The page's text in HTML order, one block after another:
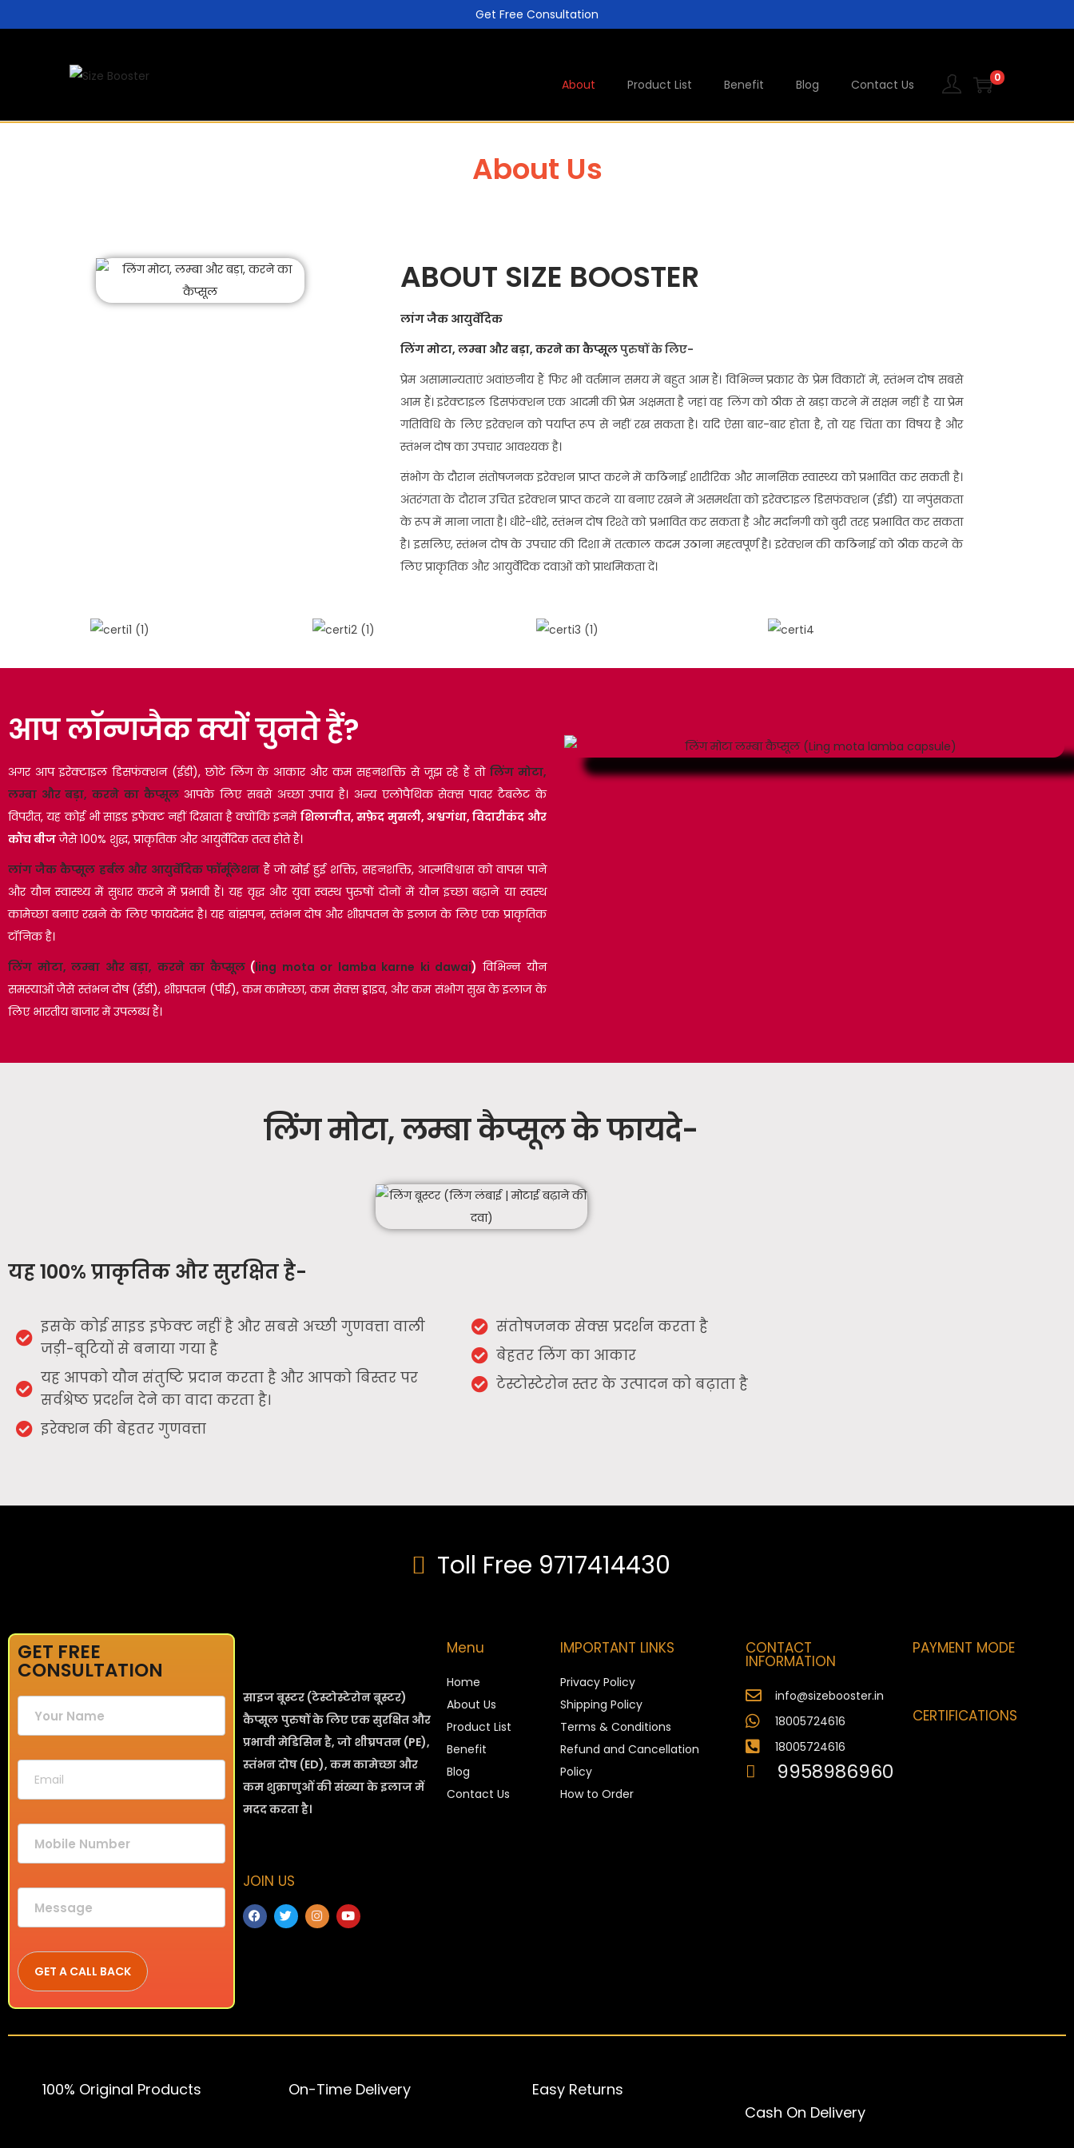
Get Free Consultation
About Product List Benefit Blog Contact Us 0
About Us
ABOUT SIZE BOOSTER
लांग जैक आयुर्वेदिक
लिंग मोटा, लम्बा और बड़ा, करने का कैप्सूलपुरुषों के लिए-
प्रेम असामान्यताएं अवांछनीय हैं फिर भी वर्तमान समय में बहुत आम हैं। विभिन्न प्रकार के प्रेम विकारों में, स्तंभन दोष सबसे
आम हैं। इरेक्टाइल डिसफंक्शन एक आदमी की प्रेम अक्षमता है जहां वह लिंग को ठीक से खड़ा करने में सक्षम नहीं है या प्रेम
गतिविधि के लिए इरेक्शन को पर्याप्त रूप से नहीं रख सकता है। यदि ऐसा बार-बार होता है, तो यह चिंता का विषय है और
स्तंभन दोष का उपचार आवश्यक है।
संभोग के दौरान संतोषजनक इरेक्शन प्राप्त करने में कठिनाई शारीरिक और मानसिक स्वास्थ्य को प्रभावित कर सकती है।
अंतरंगता के दौरान उचित इरेक्शन प्राप्त करने या बनाए रखने में असमर्थता को इरेक्टाइल डिसफंक्शन (ईडी) या नपुंसकता
के रूप में माना जाता है। धीरे-धीरे, स्तंभन दोष रिश्ते को प्रभावित कर सकता है और मर्दानगी को बुरी तरह प्रभावित कर सकता
है। इसलिए, स्तंभन दोष के उपचार की दिशा में तत्काल कदम उठाना महत्वपूर्ण है। इरेक्शन की कठिनाई को ठीक करने के
लिए प्राकृतिक और आयुर्वेदिक दवाओं को प्राथमिकता दें।
आप लॉन्गजैक क्यों चुनते हैं?
अगर आप इरेक्टाइल डिसफंक्शन (ईडी), छोटे लिंग के आकार और कम सहनशक्ति से जूझ रहे हैं तो लिंग मोटा,
लम्बा और बड़ा, करने का कैप्सूल आपके लिए सबसे अच्छा उपाय है। अन्य एलोपैथिक सेक्स पावर टैबलेट के
विपरीत, यह कोई भी साइड इफेक्ट नहीं दिखाता है क्योंकि इनमें शिलाजीत, सफ़ेद मुसली, अश्वगंधा, विदारीकंद और
कौंच बीजजैसे 100% शुद्ध, प्राकृतिक और आयुर्वेदिक तत्व होते हैं।
लांग जैक कैप्सूल हर्बल और आयुर्वेदिक फॉर्मूलेशनहैं जो खोई हुई शक्ति, सहनशक्ति, आत्मविश्वास को वापस पाने
और यौन स्वास्थ्य में सुधार करने में प्रभावी हैं। यह वृद्ध और युवा स्वस्थ पुरुषों दोनों में यौन इच्छा बढ़ाने या स्वस्थ
कामेच्छा बनाए रखने के लिए फायदेमंद है। यह बांझपन, स्तंभन दोष और शीघ्रपतन के इलाज के लिए एक प्राकृतिक
टॉनिक है।
लिंग मोटा, लम्बा और बड़ा, करने का कैप्सूल(ling mota or lamba karne ki dawai)विभिन्न यौन
समस्याओं जैसे स्तंभन दोष (ईडी), शीघ्रपतन (पीई), कम कामेच्छा, कम सेक्स ड्राइव, और कम संभोग सुख के इलाज के
लिए भारतीय बाजार में उपलब्ध हैं।
लिंग मोटा, लम्बा कैप्सूल के फायदे-
यह 100% प्राकृतिक और सुरक्षित है-
इसके कोई साइड इफेक्ट नहीं है और सबसे अच्छी गुणवत्ता वाली
जड़ी-बूटियों से बनाया गया है
यह आपको यौन संतुष्टि प्रदान करता है और आपको बिस्तर पर
सर्वश्रेष्ठ प्रदर्शन देने का वादा करता है।
इरेक्शन की बेहतर गुणवत्ता
संतोषजनक सेक्स प्रदर्शन करता है
बेहतर लिंग का आकार
टेस्टोस्टेरोन स्तर के उत्पादन को बढ़ाता है
Toll Free 9717414430
GET FREE
CONSULTATION
साइज बूस्टर (टेस्टोस्टेरोन बूस्टर)
कैप्सूल पुरुषों के लिए एक सुरक्षित और
प्रभावी मेडिसिन है, जो शीघ्रपतन (PE),
स्तंभन दोष (ED), कम कामेच्छा और
कम शुक्राणुओं की संख्या के इलाज में
मदद करता है।
JOIN US
Menu
Home
About Us
Product List
Benefit
Blog
Contact Us
IMPORTANT LINKS
Privacy Policy
Shipping Policy
Terms & Conditions
Refund and Cancellation
Policy
How to Order
CONTACT
INFORMATION
info@sizebooster.in
18005724616
18005724616
9958986960
PAYMENT MODE
CERTIFICATIONS
100% Original Products On-Time Delivery
Easy Returns
Cash On Delivery